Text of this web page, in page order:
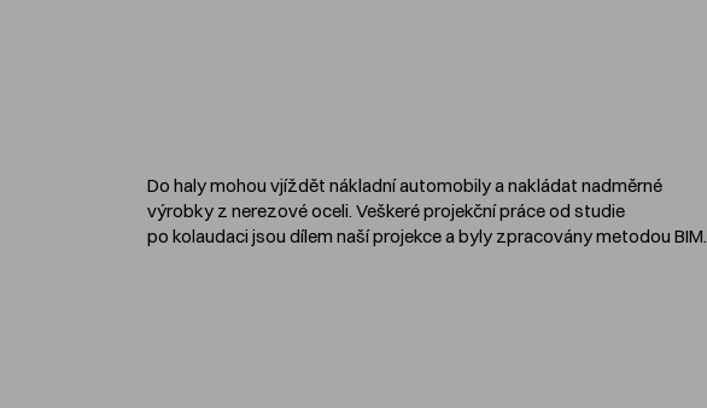
Do haly mohou vjíždět nákladní automobily a nakládat nadměrné
výrobky z nerezové oceli. Veškeré projekční práce od studie
po kolaudaci jsou dílem naší projekce a byly zpracovány metodou BIM.